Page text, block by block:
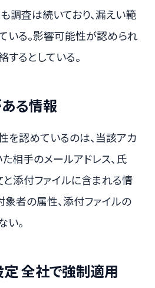
調査は続いており、漏えい範
いる。影響可能性が認められ
るとしている。
る情報
を認めているのは、当該アカ
相手のメールアドレス、氏
添付ファイルに含まれる情
者の属性、添付ファイルの
。
全社で強制適用